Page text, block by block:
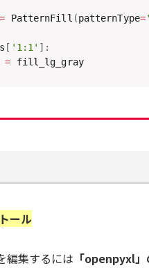
= PatternFill (patternType=
[ '1:1' ] :
= fill_lg_gray
ール
編集するには 「openpyxl